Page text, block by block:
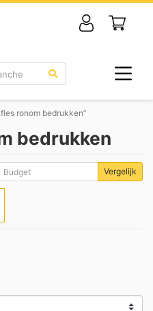
ronom bedrukken”
bedrukken
Vergelijk